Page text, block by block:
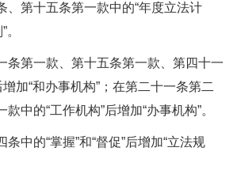
第十五条第一款中的“年度立法计
第一款、第十五条第一款、第四十一
加“和办事机构”；在第二十一条第二
中的“工作机构”后增加“办事机构”。
的“掌握”和“督促”后增加“立法规